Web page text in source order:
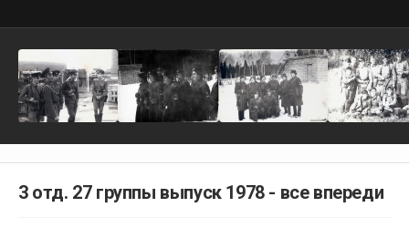
3 отд. 27 группы выпуск 1978 - все впереди